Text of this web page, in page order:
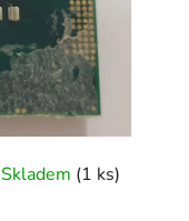
Skladem (1 ks)